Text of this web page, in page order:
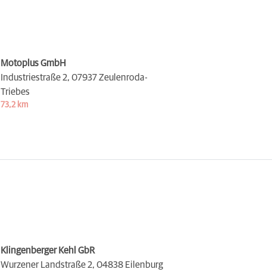
Motoplus GmbH
Industriestraße 2, 07937 Zeulenroda-
Triebes
73,2 km
Klingenberger Kehl GbR
Wurzener Landstraße 2, 04838 Eilenburg